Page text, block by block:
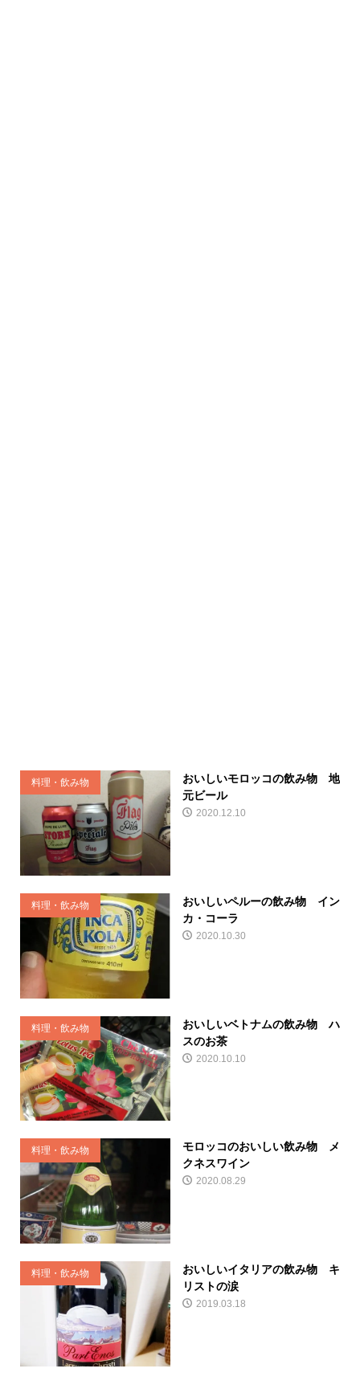
料理・飲み物
おいしいモロッコの飲み物 地
元ビール
2020.12.10
料理・飲み物
おいしいペルーの飲み物 イン
カ・コーラ
2020.10.30
料理・飲み物
おいしいベトナムの飲み物 ハ
スのお茶
2020.10.10
料理・飲み物
モロッコのおいしい飲み物 メ
クネスワイン
2020.08.29
料理・飲み物
おいしいイタリアの飲み物 キ
リストの涙
2019.03.18